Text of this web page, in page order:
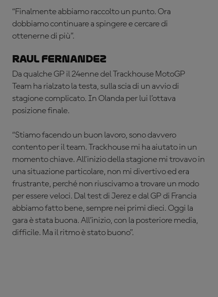
“Finalmente abbiamo raccolto un punto. Ora
dobbiamo continuare a spingere e cercare di
ottenerne di più”.
Raul Fernandez
Da qualche GP il 24enne del Trackhouse MotoGP
Team ha rialzato la testa, sulla scia di un avvio di
stagione complicato. In Olanda per lui l’ottava
posizione finale.
“Stiamo facendo un buon lavoro, sono davvero
contento per il team. Trackhouse mi ha aiutato in un
momento chiave. All'inizio della stagione mi trovavo in
una situazione particolare, non mi divertivo ed era
frustrante, perché non riuscivamo a trovare un modo
per essere veloci. Dal test di Jerez e dal GP di Francia
abbiamo fatto bene, sempre nei primi dieci. Oggi la
gara è stata buona. All’inizio, con la posteriore media,
difficile. Ma il ritmo è stato buono”.